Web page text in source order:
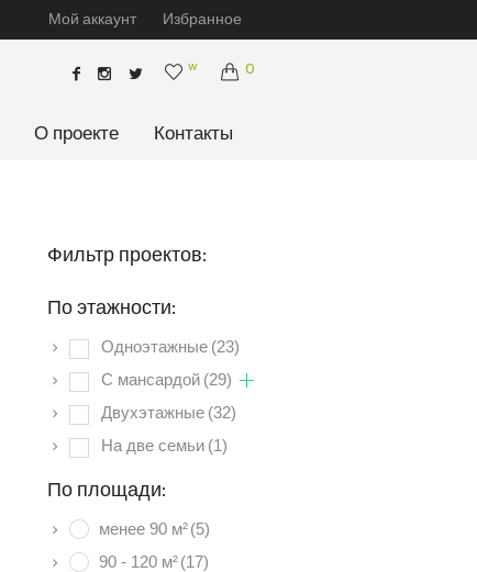
Мой аккаунт Избранное
0
w
О проекте Контакты
Фильтр проектов:
По этажности:
Одноэтажные (23)
C мансардой (29)
Двухэтажные (32)
На две семьи (1)
По площади:
менее 90 м²(5)
90 - 120 м²(17)